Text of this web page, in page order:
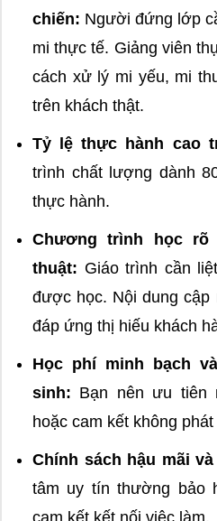
chiến: Người đứng lớp
mi thực tế. Giảng viên
cách xử lý mi yếu, mi
trên khách thật.
Tỷ lệ thực hành cao
trình chất lượng dành
thực hành.
Chương trình học
thuật: Giáo trình cần
được học. Nội dung
đáp ứng thị hiếu khách
Học phí minh bạch
sinh: Bạn nên ưu tiên
hoặc cam kết không
Chính sách hậu mãi
tâm uy tín thường bảo
cam kết kết nối việc làm.